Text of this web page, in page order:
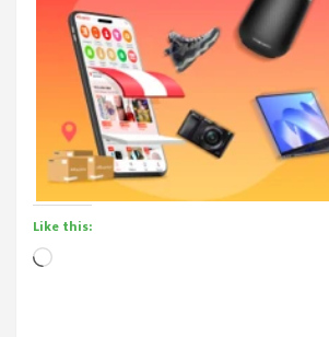
Like this:
Loading…